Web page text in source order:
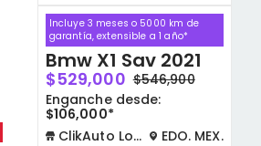
Incluye 3 meses o 5000 km de
garantía, extensible a 1 año*
Bmw X1 Sav 2021
$529,000 $546,900
Enganche desde:
$106,000*
ClikAuto Lomas Verdes
EDO. MEX.